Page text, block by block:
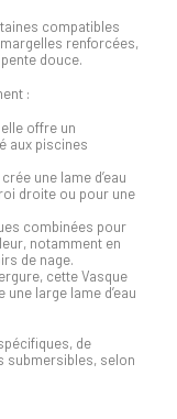
compatibles
margelles renforcées,
douce.
:
offre un
aux piscines
une lame d’eau
droite ou pour une
combinées pour
notamment en
de nage.
cette Vasque
large lame d’eau
de
submersibles, selon